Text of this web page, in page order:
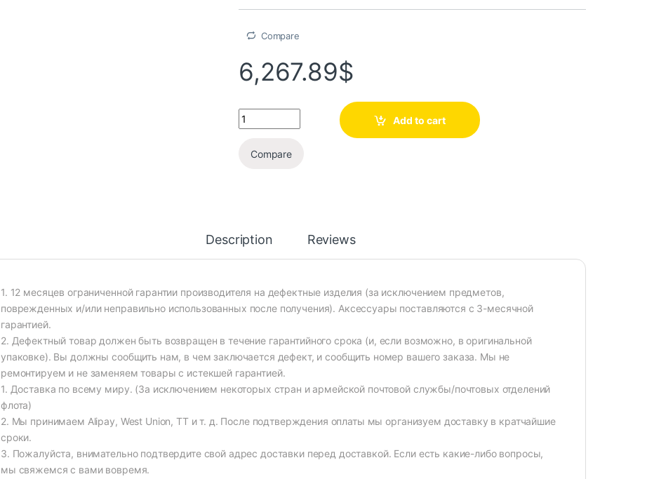
Compare
6,267.89$
Add to cart
Compare
Description Reviews
1. 12 месяцев ограниченной гарантии производителя на дефектные изделия (за исключением предметов,
поврежденных и/или неправильно использованных после получения). Аксессуары поставляются с 3-месячной
гарантией.
2. Дефектный товар должен быть возвращен в течение гарантийного срока (и, если возможно, в оригинальной
упаковке). Вы должны сообщить нам, в чем заключается дефект, и сообщить номер вашего заказа. Мы не
ремонтируем и не заменяем товары с истекшей гарантией.
1. Доставка по всему миру. (За исключением некоторых стран и армейской почтовой службы/почтовых отделений
флота)
2. Мы принимаем Alipay, West Union, TT и т. д. После подтверждения оплаты мы организуем доставку в кратчайшие
сроки.
3. Пожалуйста, внимательно подтвердите свой адрес доставки перед доставкой. Если есть какие-либо вопросы,
мы свяжемся с вами вовремя.